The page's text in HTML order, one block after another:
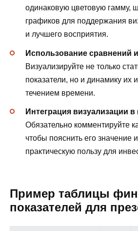
одинаковую цветовую гамму,
графиков для поддержания
и лучшего восприятия.
Использование сравнений
Визуализируйте не только
показатели, но и динамику их
течением времени.
Интеграция визуализации
Обязательно комментируйте
чтобы пояснить его значение
практическую пользу для
Пример таблицы
показателей для